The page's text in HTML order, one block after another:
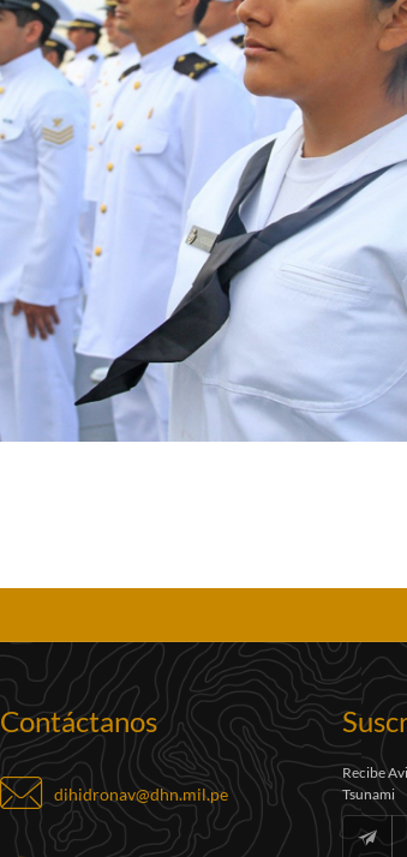
Contáctanos
dihidronav@dhn.mil.pe
Recibe
Tsunami